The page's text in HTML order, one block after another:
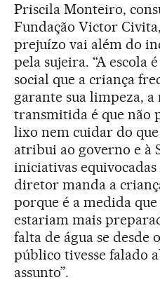
Priscila Monteiro,
Fundação Victor
prejuízo vai além do
pela sujeira. “A escola
social que a criança
garante sua limpeza, a
transmitida é que não
lixo nem cuidar do
atribui ao governo e à
iniciativas equivocadas
diretor manda a
porque é a medida
estariam mais
falta de água se desde
público tivesse falado
assunto”.